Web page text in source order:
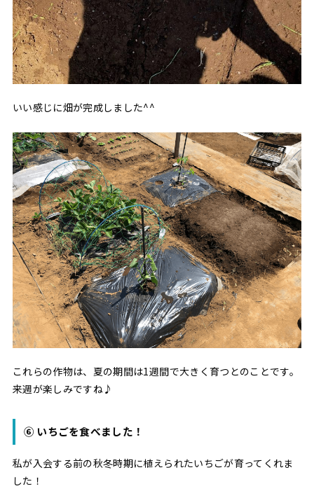
いい感じに畑が完成しました^^
これらの作物は、夏の期間は1週間で大きく育つとのことです。
来週が楽しみですね♪
⑥ いちごを食べました！
私が入会する前の秋冬時期に植えられたいちごが育ってくれま
した！